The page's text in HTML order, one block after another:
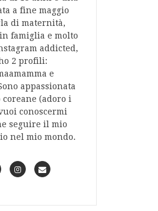
a fine maggio
di maternità,
famiglia e molto
addicted,
2 profili:
e
appassionata
(adoro i
conoscermi
seguire il mio
nel mio mondo.
P
I
C